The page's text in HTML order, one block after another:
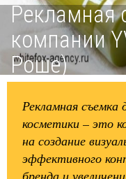
Рекламная
компании
Роше)
Рекламная съемка
косметики – это
на создание
эффективного